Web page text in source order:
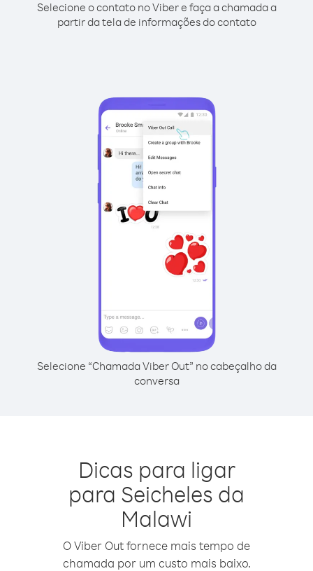
Selecione o contato no Viber e faça a chamada a
partir da tela de informações do contato
Selecione “Chamada Viber Out” no cabeçalho da
conversa
Dicas para ligar
para Seicheles da
Malawi
O Viber Out fornece mais tempo de
chamada por um custo mais baixo.